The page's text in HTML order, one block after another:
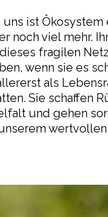
ist
noch viel mehr.
fragilen
wenn sie es
als
Sie schaffen
und gehen
wertvollen